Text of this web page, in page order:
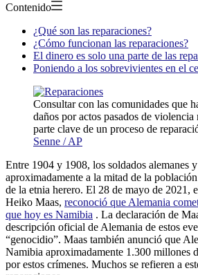
Contenido
¿Qué son las reparaciones?
¿Cómo funcionan las reparaciones?
El dinero es solo una parte de las
Poniendo a los sobrevivientes en el
Consultar con las comunidades que
daños por actos pasados ​​de violencia
parte clave de un proceso de
Senne / AP
Entre 1904 y 1908, los soldados alemanes
aproximadamente a la mitad de la
de la etnia herero. El 28 de mayo de 2021,
Heiko Maas, reconoció que Alemania
que hoy es Namibia . La declaración de
descripción oficial de Alemania de estos
“genocidio”. Maas también anunció que
Namibia aproximadamente 1.300 millones
por estos crímenes. Muchos se refieren a